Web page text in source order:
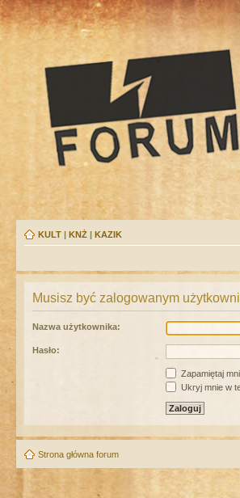
KULT | KNŻ | KAZIK
Musisz być zalogowanym
Nazwa użytkownika:
Hasło:
Zapamiętaj
Ukryj mnie w
Strona główna forum